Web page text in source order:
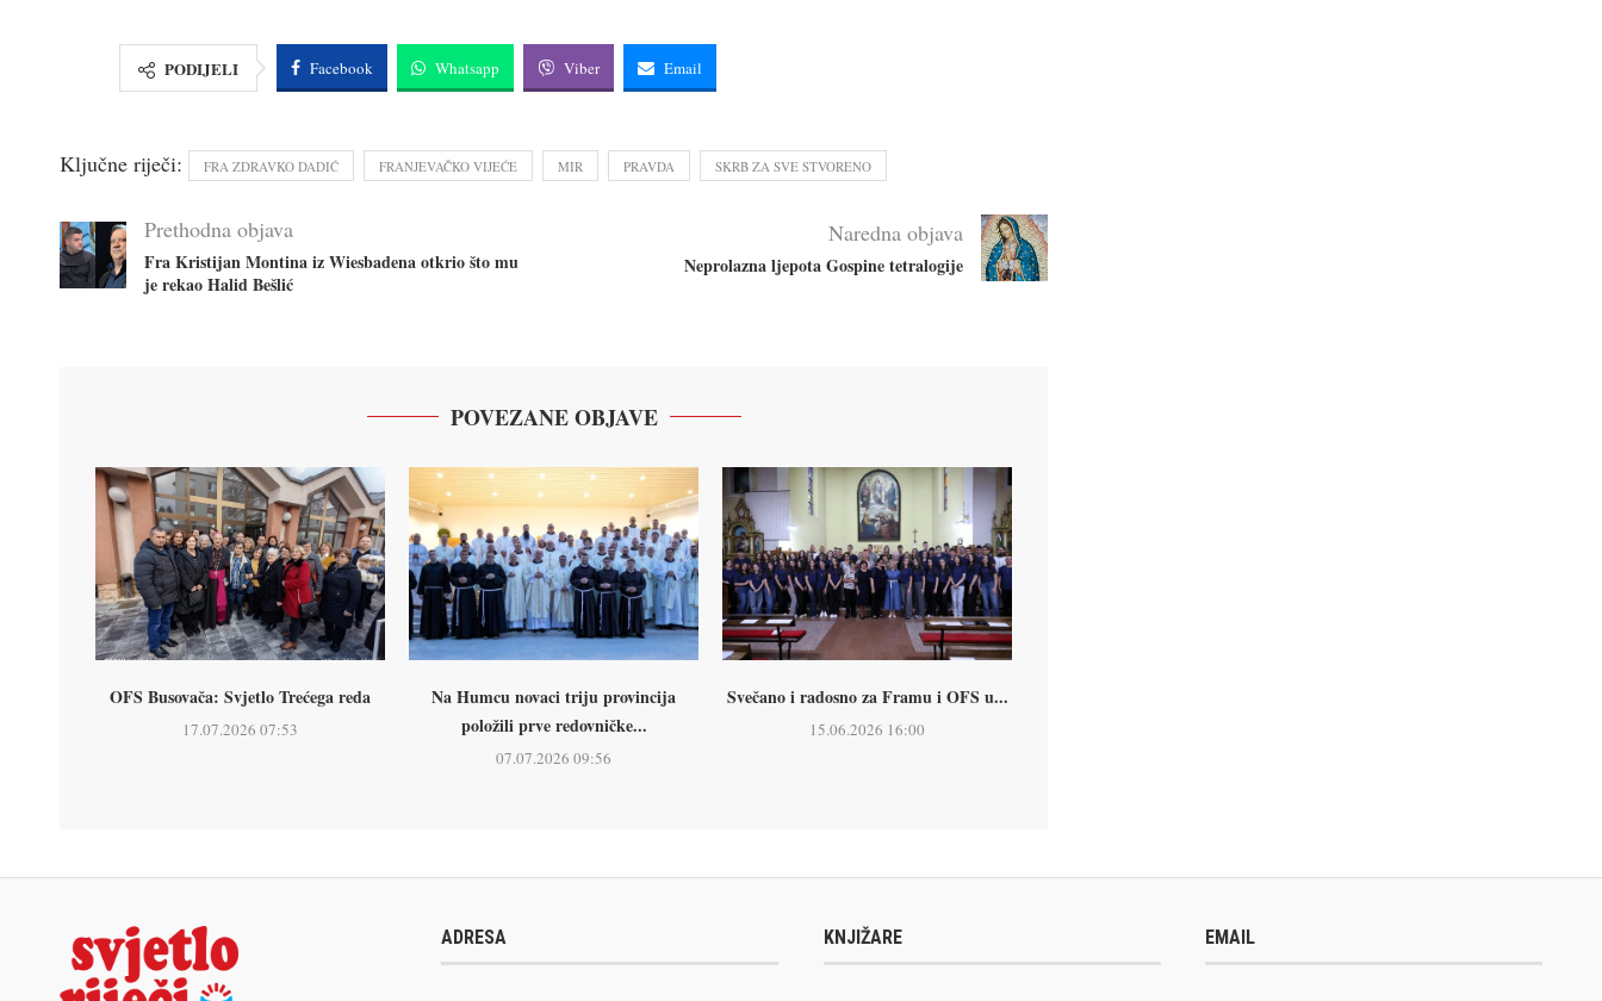
PODIJELI Facebook Whatsapp Viber Email
Ključne riječi: FRA ZDRAVKO DADIĆ FRANJEVAČKO VIJEĆE MIR PRAVDA SKRB ZA SVE STVORENO
Prethodna objava
Fra Kristijan Montina iz Wiesbadena otkrio što mu
je rekao Halid Bešlić
Naredna objava
Neprolazna ljepota Gospine tetralogije
POVEZANE OBJAVE
OFS Busovača: Svjetlo Trećega reda
17.07.2026 07:53
Na Humcu novaci triju provincija
položili prve redovničke...
07.07.2026 09:56
Svečano i radosno za Framu i OFS u...
15.06.2026 16:00
ADRESA KNJIŽARE EMAIL